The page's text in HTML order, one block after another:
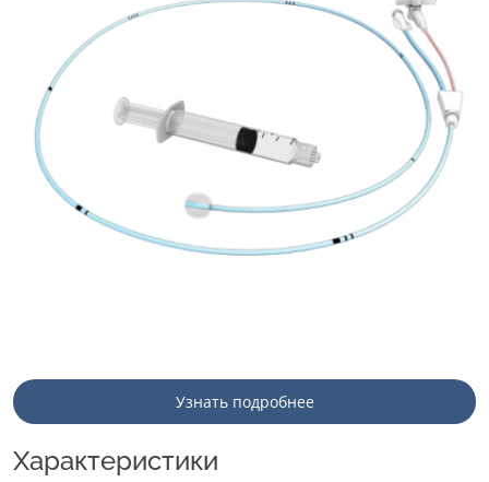
Узнать подробнее
Характеристики